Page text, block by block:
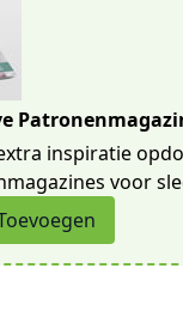
inspiratie
voor